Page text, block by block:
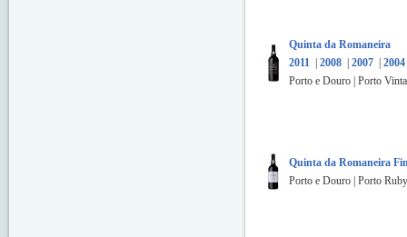
Quinta da Romaneira
2011
2008 2007 2004
Porto e Douro | Porto
Quinta da Romaneira
Porto e Douro | Porto Ruby